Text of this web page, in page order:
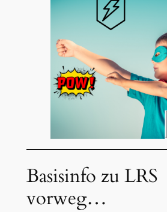
Basisinfo zu LRS
vorweg…